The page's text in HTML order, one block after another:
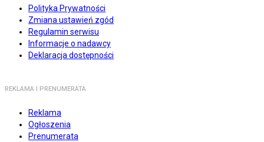
Polityka Prywatności
Zmiana ustawień zgód
Regulamin serwisu
Informacje o nadawcy
Deklaracja dostępności
REKLAMA I PRENUMERATA
Reklama
Ogłoszenia
Prenumerata